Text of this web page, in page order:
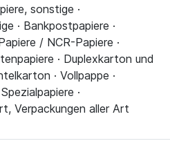
sonstige ·
· Bankpostpapiere ·
/ NCR-Papiere ·
· Duplexkarton und
· Vollpappe ·
·
Verpackungen aller Art